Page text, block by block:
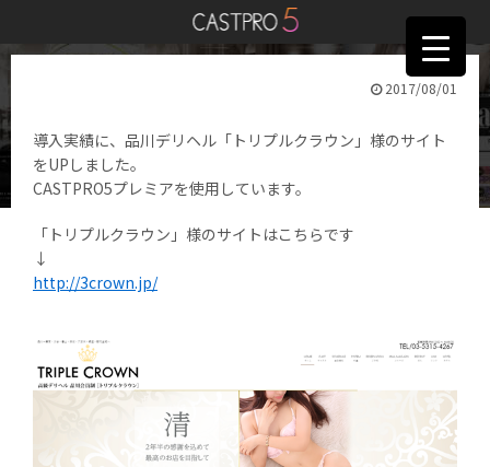
2017/08/01
導入実績に、品川デリヘル「トリプルクラウン」様のサイト
をUPしました。
CASTPRO5プレミアを使用しています。
「トリプルクラウン」様のサイトはこちらです
↓
http://3crown.jp/